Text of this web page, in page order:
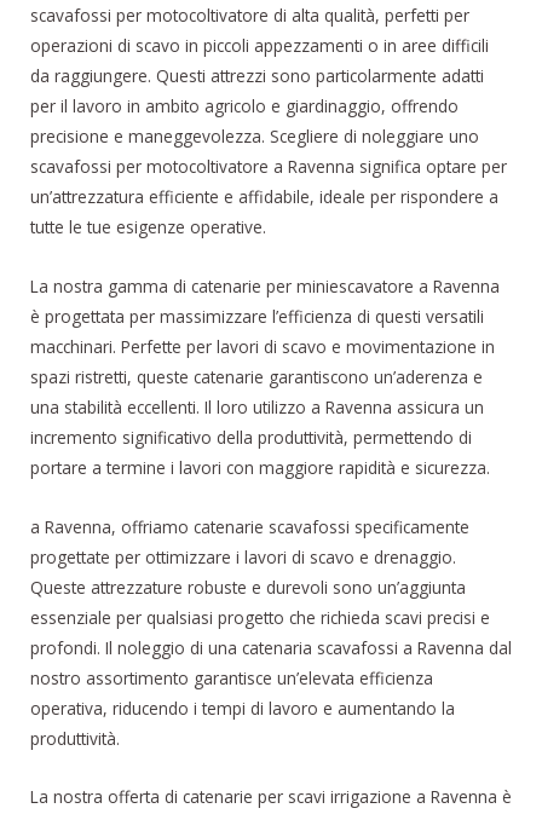
scavafossi per motocoltivatore di alta qualità, perfetti per
operazioni di scavo in piccoli appezzamenti o in aree difficili
da raggiungere. Questi attrezzi sono particolarmente adatti
per il lavoro in ambito agricolo e giardinaggio, offrendo
precisione e maneggevolezza. Scegliere di noleggiare uno
scavafossi per motocoltivatore a Ravenna significa optare per
un’attrezzatura efficiente e affidabile, ideale per rispondere a
tutte le tue esigenze operative.
La nostra gamma di catenarie per miniescavatore a Ravenna
è progettata per massimizzare l’efficienza di questi versatili
macchinari. Perfette per lavori di scavo e movimentazione in
spazi ristretti, queste catenarie garantiscono un’aderenza e
una stabilità eccellenti. Il loro utilizzo a Ravenna assicura un
incremento significativo della produttività, permettendo di
portare a termine i lavori con maggiore rapidità e sicurezza.
a Ravenna, offriamo catenarie scavafossi specificamente
progettate per ottimizzare i lavori di scavo e drenaggio.
Queste attrezzature robuste e durevoli sono un’aggiunta
essenziale per qualsiasi progetto che richieda scavi precisi e
profondi. Il noleggio di una catenaria scavafossi a Ravenna dal
nostro assortimento garantisce un’elevata efficienza
operativa, riducendo i tempi di lavoro e aumentando la
produttività.
La nostra offerta di catenarie per scavi irrigazione a Ravenna è